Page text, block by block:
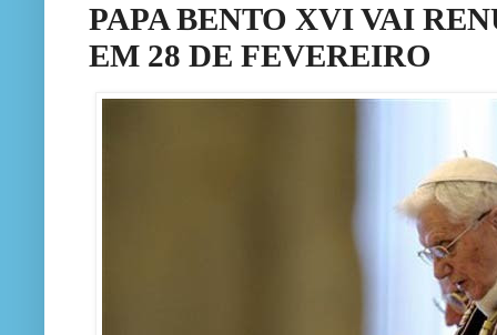
PAPA BENTO XVI VAI
EM 28 DE FEVEREIRO